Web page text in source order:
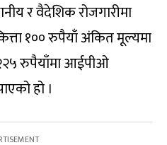
र वैदेशिक रोजगारीमा
१०० रुपैयाँ अंकित मूल्यमा
रुपैयाँमा आईपीओ
हो ।